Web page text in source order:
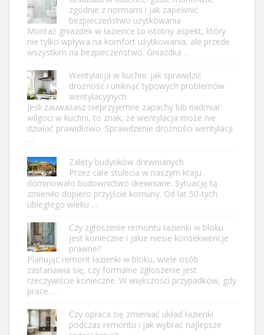
zgodnie z normami i jak zapewnić
bezpieczeństwo użytkowania
Montaż gniazdek w łazience to istotny aspekt, który
nie tylko wpływa na komfort użytkowania, ale przede
wszystkim na bezpieczeństwo. Gniazdka …
Wentylacja w kuchni: jak sprawdzić
drożność i uniknąć typowych problemów
wentylacyjnych
Jeśli zauważasz nieprzyjemne zapachy lub nadmiar
wilgoci w kuchni, to znak, że wentylacja może nie
działać prawidłowo. Sprawdzenie drożności wentylacji
…
Zalety budynków drewnianych
Przez całe stulecia w naszym kraju
dominowało budownictwo drewniane. Sytuację tą
zmieniło dopiero przyjście komuny. Od lat 50-tych
ubiegłego wieku …
Czy zgłoszenie remontu łazienki w bloku
jest konieczne i jakie niesie konsekwencje
prawne?
Planując remont łazienki w bloku, wiele osób
zastanawia się, czy formalne zgłoszenie jest
rzeczywiście konieczne. W większości przypadków, gdy
prace …
Czy opłaca się zmieniać układ łazienki
podczas remontu i jak wybrać najlepsze